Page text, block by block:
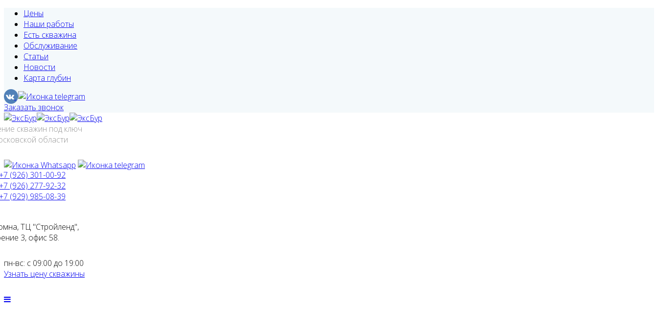
Цены
Наши работы
Есть скважина
Обслуживание
Статьи
Новости
Карта глубин
Заказать звонок
скважин под ключ
области
(926) 301-00-92
(926) 277-92-32
(929) 985-08-39
ТЦ "Стройленд",
3, офис 58.
пн-вс: с 09:00 до 19:00
Узнать цену скважины